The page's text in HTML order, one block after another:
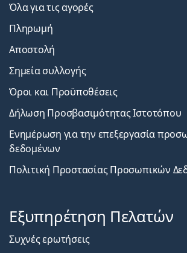
Όλα για τις αγορές
Πληρωμή
Αποστολή
Σημεία συλλογής
Όροι και Προϋποθέσεις
Δήλωση Προσβασιμότητας Ιστοτόπου
Ενημέρωση για την επεξεργασία
δεδομένων
Πολιτική Προστασίας Προσωπικών
Εξυπηρέτηση Πελατών
Συχνές ερωτήσεις